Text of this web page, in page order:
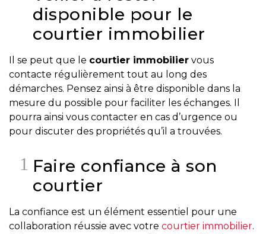
documents
avoir
en
main
Pour
vendre
faites
bonne
impression!
Activi-
T
disponible pour le
courtier immobilier
Il se peut que le courtier immobilier vous
contacte régulièrement tout au long des
démarches. Pensez ainsi à être disponible dans la
mesure du possible pour faciliter les échanges. Il
pourra ainsi vous contacter en cas d’urgence ou
pour discuter des propriétés qu’il a trouvées.
Faire confiance à son
courtier
La confiance est un élément essentiel pour une
collaboration réussie avec votre courtier immobilier.